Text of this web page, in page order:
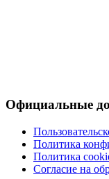
Официальные
Политика
Политика
Согласие на